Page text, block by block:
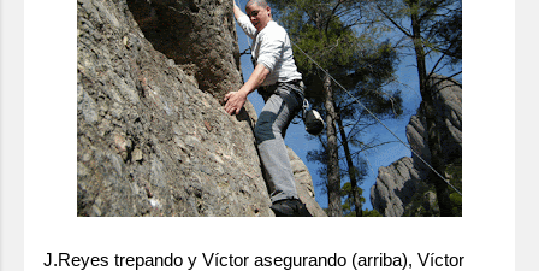
J.Reyes trepando y Víctor asegurando (arriba), Víctor